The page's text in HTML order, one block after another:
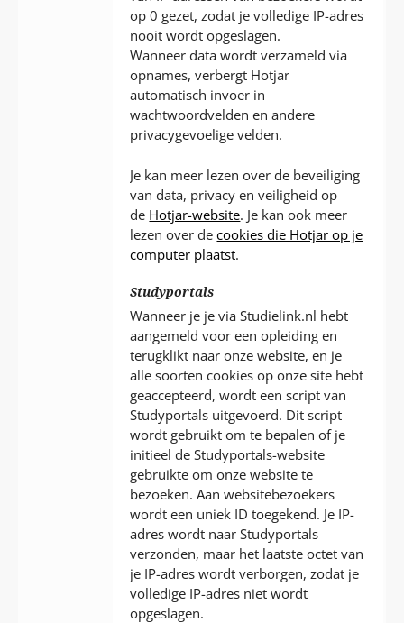
op 0 gezet, zodat je volledige IP-adres
nooit wordt opgeslagen.
Wanneer data wordt verzameld via
opnames, verbergt Hotjar
automatisch invoer in
wachtwoordvelden en andere
privacygevoelige velden.
Je kan meer lezen over de beveiliging
van data, privacy en veiligheid op
de Hotjar-website. Je kan ook meer
lezen over decookies die Hotjar op je
computer plaatst.
Studyportals
Wanneer je je via Studielink.nl hebt
aangemeld voor een opleiding en
terugklikt naar onze website, en je
alle soorten cookies op onze site hebt
geaccepteerd, wordt een script van
Studyportals uitgevoerd. Dit script
wordt gebruikt om te bepalen of je
initieel de Studyportals-website
gebruikte om onze website te
bezoeken. Aan websitebezoekers
wordt een uniek ID toegekend. Je IP-
adres wordt naar Studyportals
verzonden, maar het laatste octet van
je IP-adres wordt verborgen, zodat je
volledige IP-adres niet wordt
opgeslagen.